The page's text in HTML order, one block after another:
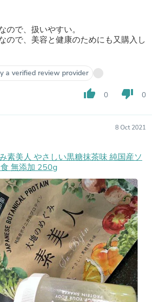
ので、扱いやすい。
ので、美容と健康のためにも又購入し
a verified review provider
thumb_up 0 thumb_down 0
8 Oct 2021
素美人 やさしい黒糖抹茶味 純国産ソ
無添加 250g